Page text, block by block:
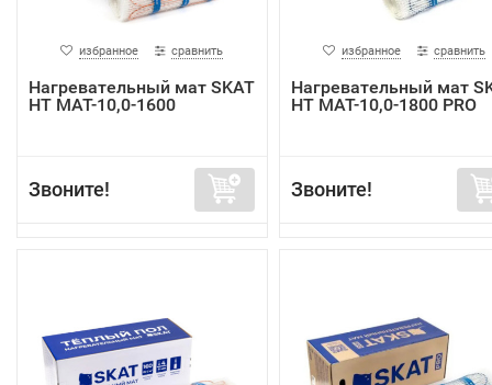
избранное сравнить
Нагревательный мат SKAT
HT MAT-10,0-1600
Звоните!
избранное сравнить
Нагревательный мат
HT MAT-10,0-1800 PRO
Звоните!